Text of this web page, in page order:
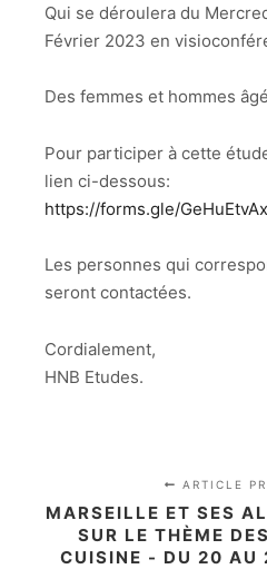
Qui se déroulera du
Février 2023 en
Des femmes et hommes
Pour participer à cette
lien ci-dessous:
https://forms.gle/
Les personnes qui
seront contactées.
Cordialement,
HNB Etudes.
ARTICLE
MARSEILLE ET SES
SUR LE THÈME
CUISINE - DU 20 AU